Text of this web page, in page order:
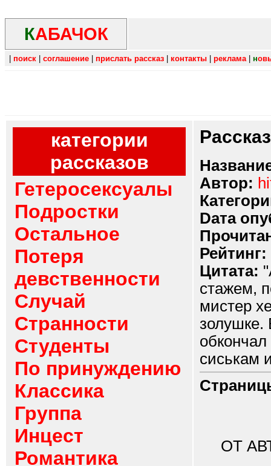
КАБАЧОК
поиск соглашение прислать рассказ контакты реклама| н
категории
рассказов
Гетеросексуалы
Подростки
Остальное
Потеря
девственности
Случай
Странности
Студенты
По принуждению
Классика
Группа
Инцест
Романтика
Автор:
Dата
Рейтинг:
Цитата:
стажем,
мистер
золушке.
сиськам
ОТ